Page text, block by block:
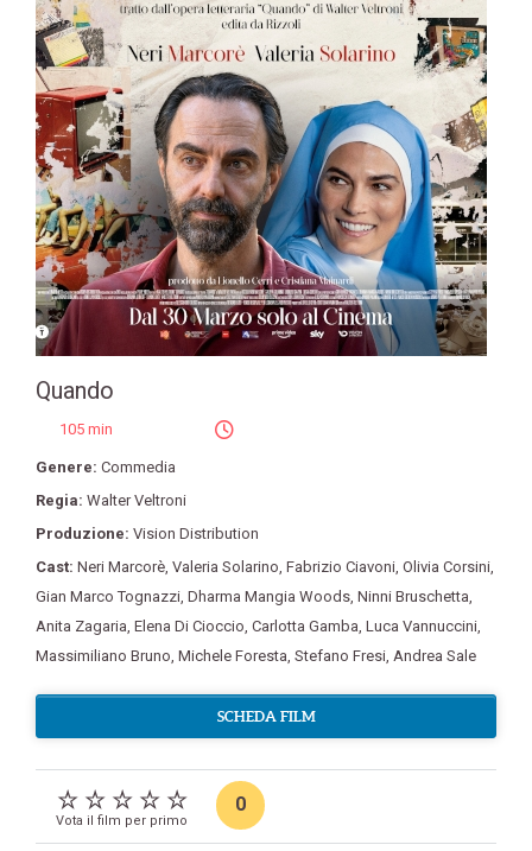
Quando
105 min
Genere: Commedia
Regia: Walter Veltroni
Produzione: Vision Distribution
Cast: Neri Marcorè, Valeria Solarino, Fabrizio Ciavoni, Olivia Corsini,
Gian Marco Tognazzi, Dharma Mangia Woods, Ninni Bruschetta,
Anita Zagaria, Elena Di Cioccio, Carlotta Gamba, Luca Vannuccini,
Massimiliano Bruno, Michele Foresta, Stefano Fresi, Andrea Sale
SCHEDA FILM
Vota il film per primo
0